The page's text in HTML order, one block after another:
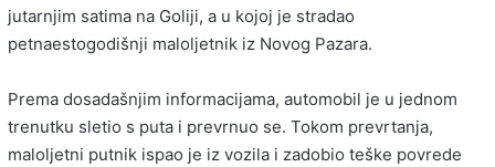
jutarnjim satima na Goliji, a u kojoj je stradao
petnaestogodišnji maloljetnik iz Novog Pazara.
Prema dosadašnjim informacijama, automobil je u jednom
trenutku sletio s puta i prevrnuo se. Tokom prevrtanja,
maloljetni putnik ispao je iz vozila i zadobio teške povrede